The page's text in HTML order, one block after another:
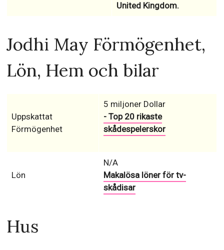
United Kingdom.
Jodhi May Förmögenhet,
Lön, Hem och bilar
Uppskattat
Förmögenhet
5 miljoner Dollar
- Top 20 rikaste
skådespelerskor
Lön
N/A
Makalösa löner för tv-
skådisar
Hus